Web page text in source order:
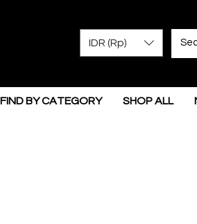
IDR (Rp)
FIND BY CATEGORY SHOP ALL